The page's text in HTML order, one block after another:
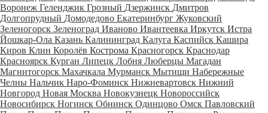
Воронеж Геленджик Грозный Дзержинск Дмитров
Долгопрудный Домодедово Екатеринбург Жуковский
Зеленогорск Зеленоград Иваново Ивантеевка Иркутск Истра
Йошкар-Ола Казань Калининград Калуга Каспийск Кашира
Киров Клин Королёв Кострома Красногорск Краснодар
Красноярск Курган Липецк Лобня Люберцы Магадан
Магнитогорск Махачкала Мурманск Мытищи Набережные
Челны Нальчик Наро-Фоминск Нижневартовск Нижний
Новгород Новая Москва Новокузнецк Новороссийск
Новосибирск Ногинск Обнинск Одинцово Омск Павловский